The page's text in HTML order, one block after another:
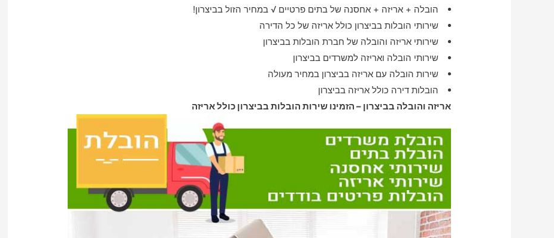
הובלה + אריזה + אחסנה של בתים פרטיים √ במחיר הזול בביצרון!
שירותי הובלות בביצרון כולל אריזה של כל הדירה
שירותי אריזה והובלה של חברת הובלות בביצרון
שירותי הובלה ואריזה למשרדים בביצרון
שירות הובלה עם אריזה בביצרון במחיר מעולה
הובלות דירה כולל אריזה בביצרון
אריזה והובלה בביצרון – הזמינו שירות הובלות בביצרון כולל אריזה